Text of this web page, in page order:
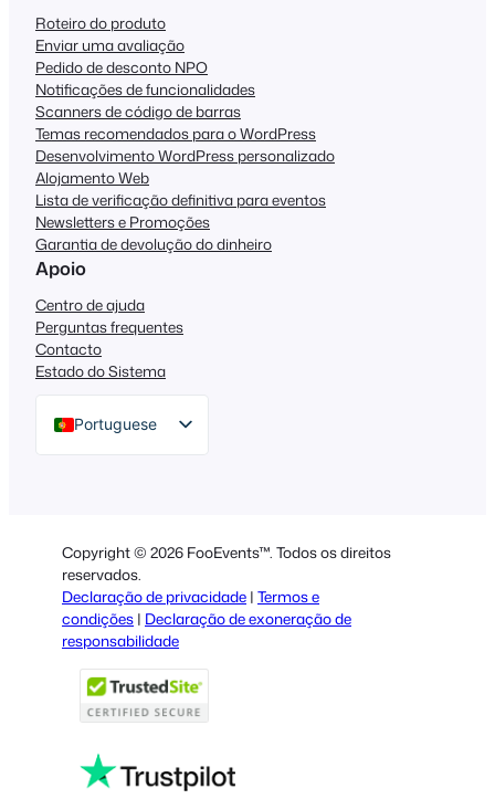
Roteiro do produto
Enviar uma avaliação
Pedido de desconto NPO
Notificações de funcionalidades
Scanners de código de barras
Temas recomendados para o WordPress
Desenvolvimento WordPress personalizado
Alojamento Web
Lista de verificação definitiva para eventos
Newsletters e Promoções
Garantia de devolução do dinheiro
Apoio
Centro de ajuda
Perguntas frequentes
Contacto
Estado do Sistema
Portuguese
English
Spanish
Italian
French
Polish
Greek
Copyright © 2026 FooEvents™. Todos os direitos
reservados.
Declaração de privacidade | Termos e
condições | Declaração de exoneração de
responsabilidade